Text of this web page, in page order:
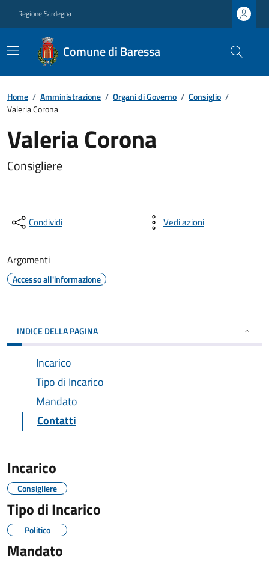
Regione Sardegna
Comune di Baressa
Home / Amministrazione / Organi di Governo / Consiglio /
Valeria Corona
Valeria Corona
Consigliere
Condividi Vedi azioni
Argomenti
Accesso all'informazione
INDICE DELLA PAGINA
Incarico
Tipo di Incarico
Mandato
Contatti
Incarico
Consigliere
Tipo di Incarico
Politico
Mandato